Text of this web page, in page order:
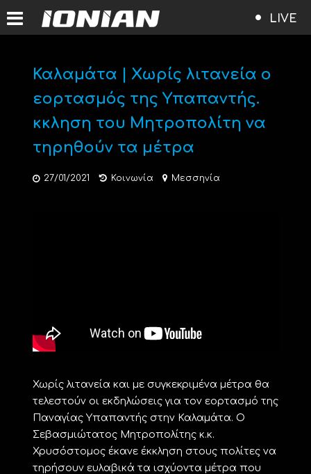
LIVE
Καλαμάτα | Χωρίς λιτανεία ο
εορτασμός της Υπαπαντής.
κκληση του Mητροπολίτη να
τηρηθούν τα μέτρα
27/01/2021 Κοινωνία Μεσσηνία
Χωρίς λιτανεία και με συγκεκριμένα μέτρα θα
τελεστούν οι εκδηλώσεις για τον εορτασμό της
Παναγίας Υπαπαντής στην Καλαμάτα. Ο
Σεβασμιώτατος Μητροπολίτης κ.κ.
Χρυσόστομος έκανε έκκληση στους πολίτες να
τηρήσουν ευλαβικά τα ισχύοντα μέτρα που